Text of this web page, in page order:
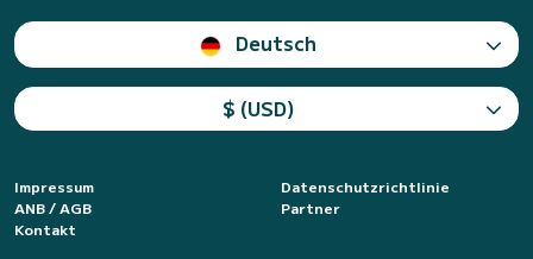
Deutsch
$ (USD)
Impressum
Datenschutzrichtlinie
ANB / AGB
Partner
Kontakt